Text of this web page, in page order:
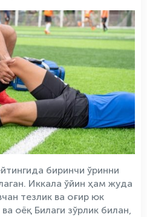
биринчи ўринни
Иккала ўйин ҳам жуда
тезлик ва оғир юк
оёқ Билаги зўрлик билан,